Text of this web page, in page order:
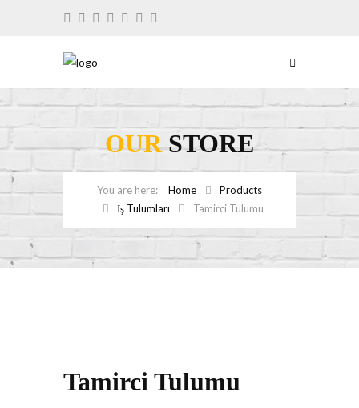
OURSTORE
Home
Products
İş Tulumları
Tamirci Tulumu
Tamirci Tulumu